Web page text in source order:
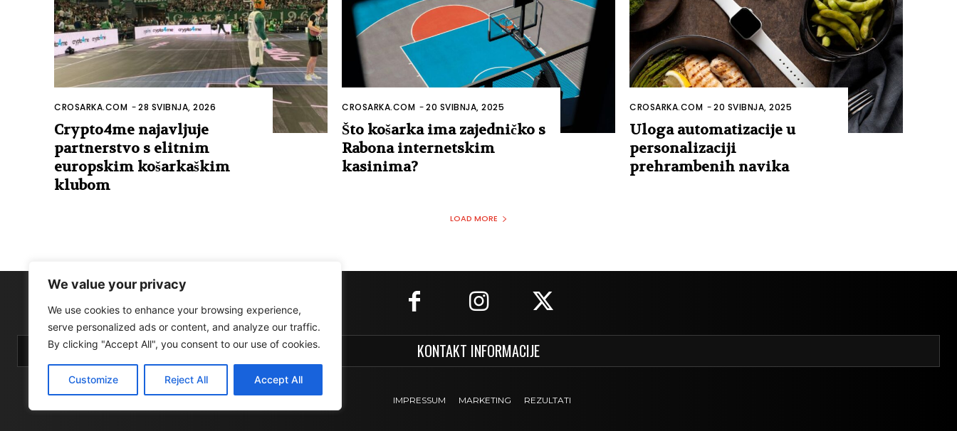
We value your privacy
We use cookies to enhance your browsing experience,
serve personalized ads or content, and analyze our traffic.
By clicking "Accept All", you consent to our use of cookies.
Customize Reject All Accept All
CROSARKA.COM -28 SVIBNJA, 2026
Crypto4me najavljuje
partnerstvo s elitnim
europskim košarkaškim
klubom
CROSARKA.COM -20 SVIBNJA, 2025
Što košarka ima zajedničko s
Rabona internetskim
kasinima?
CROSARKA.COM -20 SVIBNJA, 2025
Uloga automatizacije u
personalizaciji
prehrambenih navika
LOAD MORE
KONTAKT INFORMACIJE
IMPRESSUM MARKETING REZULTATI